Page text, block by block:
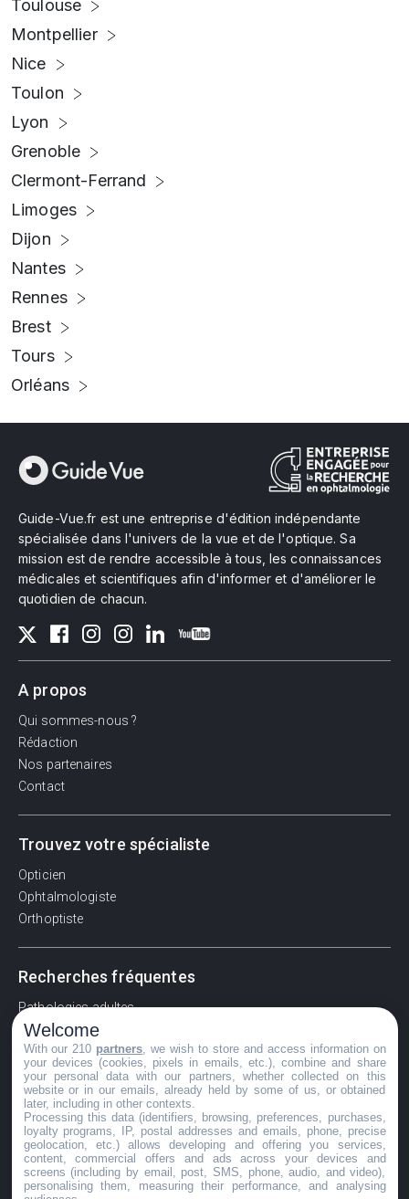
Toulouse
Montpellier
Nice
Toulon
Lyon
Grenoble
Clermont-Ferrand
Limoges
Dijon
Nantes
Rennes
Brest
Tours
Orléans
Guide-Vue.fr est une entreprise d'édition indépendante
spécialisée dans l'univers de la vue et de l'optique. Sa
mission est de rendre accessible à tous, les connaissances
médicales et scientifiques afin d'informer et d'améliorer le
quotidien de chacun.
A propos
Qui sommes-nous ?
Rédaction
Nos partenaires
Contact
Trouvez votre spécialiste
Opticien
Ophtalmologiste
Orthoptiste
Recherches fréquentes
Pathologies adultes
Signes d'une urgence ophtalmologique
La vision
Acuité visuelle
Myosis / mydriase
Œdème oculaire
©GuideVue2024
Welcome
With our 210 partners , we wish to store and access information on
your devices (cookies, pixels in emails, etc.), combine and share
your personal data with our partners, whether collected on this
website or in our emails, already held by some of us, or obtained
later, including in other contexts.
Processing this data (identifiers, browsing, preferences, purchases,
loyalty programs, IP, postal addresses and emails, phone, precise
geolocation, etc.) allows developing and offering you services,
content, commercial offers and ads across your devices and
screens (including by email, post, SMS, phone, audio, and video),
personalising them, measuring their performance, and analysing